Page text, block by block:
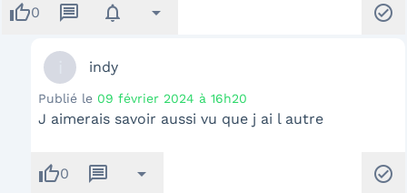
thumb_up0 message notifications arrow_drop_down check_circle
indy
Publié le 09 février 2024 à 16h20
J aimerais savoir aussi vu que j ai l autre
thumb_up0 message arrow_drop_down check_circle